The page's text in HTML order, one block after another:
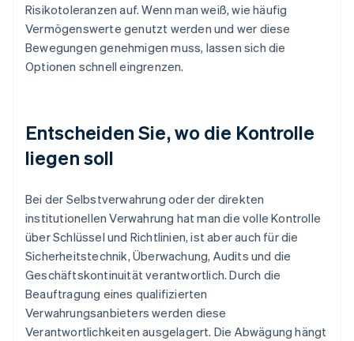
Risikotoleranzen auf. Wenn man weiß, wie häufig
Vermögenswerte genutzt werden und wer diese
Bewegungen genehmigen muss, lassen sich die
Optionen schnell eingrenzen.
Entscheiden Sie, wo die Kontrolle
liegen soll
Bei der Selbstverwahrung oder der direkten
institutionellen Verwahrung hat man die volle Kontrolle
über Schlüssel und Richtlinien, ist aber auch für die
Sicherheitstechnik, Überwachung, Audits und die
Geschäftskontinuität verantwortlich. Durch die
Beauftragung eines qualifizierten
Verwahrungsanbieters werden diese
Verantwortlichkeiten ausgelagert. Die Abwägung hängt